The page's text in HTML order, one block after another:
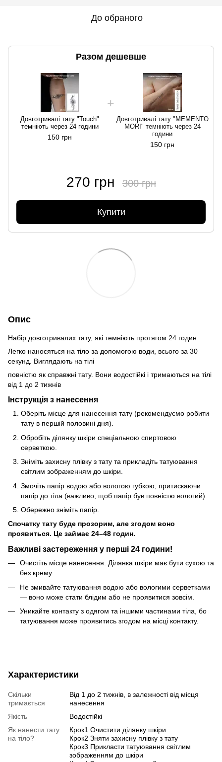
До обраного
Разом дешевше
Довготривалі тату "Touch"
темніють через 24 години
150 грн
Довготривалі тату "MEMENTO
MORI" темніють через 24
години
150 грн
270 грн 300 грн
Купити
Опис
Набір довготривалих тату, які темніють протягом 24 годин
Легко наносяться на тіло за допомогою води, всього за 30
секунд. Виглядають на тілі
повністю як справжні тату. Вони водостійкі і тримаються на тілі
від 1 до 2 тижнів
Інструкція з нанесення
Оберіть місце для нанесення тату (рекомендуємо робити
тату в першій половині дня).
Обробіть ділянку шкіри спеціальною спиртовою
серветкою.
Зніміть захисну плівку з тату та прикладіть татуювання
світлим зображенням до шкіри.
Змочіть папір водою або вологою губкою, притискаючи
папір до тіла (важливо, щоб папір був повністю вологий).
Обережно зніміть папір.
Спочатку тату буде прозорим, але згодом воно
проявиться. Це займає 24–48 годин.
Важливі застереження у перші 24 години!
Очистіть місце нанесення. Ділянка шкіри має бути сухою та
без крему.
Не змивайте татуювання водою або вологими серветками
— воно може стати блідим або не проявитися зовсім.
Уникайте контакту з одягом та іншими частинами тіла, бо
татуювання може проявитись згодом на місці контакту.
Характеристики
Скільки
тримається
Від 1 до 2 тижнів, в залежності від місця
нанесення
Якість
Водостійкі
Як нанести тату
на тіло?
Крок1 Очистити ділянку шкіри
Крок2 Зняти захисну плівку з тату
Крок3 Прикласти татуювання світлим
зображенням до шкіри